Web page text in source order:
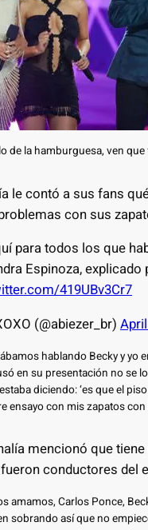
de la hamburguesa, ven
le contó a sus fans
con sus
para todos los que
Espinoza,
419UBv3Cr7
(@abiezer_br)
hablando Becky y
en su presentación no se
diciendo: ‘es que el
ensayo con mis zapatos
mencionó que
conductores del
amamos, Carlos Ponce,
sobrando así que no